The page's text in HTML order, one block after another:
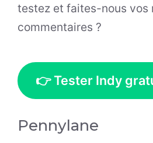
testez et faites-nous vos
commentaires ?
👉 Tester Indy
Pennylane